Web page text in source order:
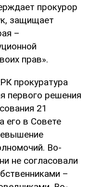
прокурор
защищает
–
прав».
прокуратура
первого решения
21
его в Совете
Во-
не согласовали
–